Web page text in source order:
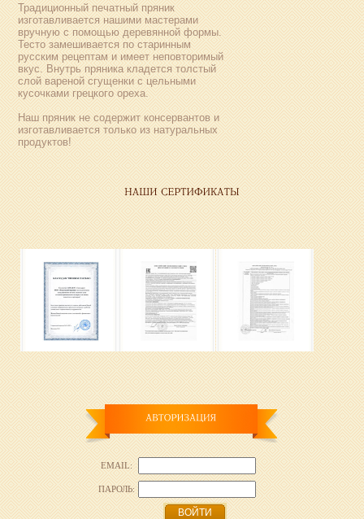
Традиционный печатный пряник
изготавливается нашими мастерами
вручную с помощью деревянной формы.
Тесто замешивается по старинным
русским рецептам и имеет неповторимый
вкус. Внутрь пряника кладется толстый
слой вареной сгущенки с цельными
кусочками грецкого ореха.
Наш пряник не содержит консервантов и
изготавливается только из натуральных
продуктов!
EMAIL:
ПАРОЛЬ:
ВОЙТИ